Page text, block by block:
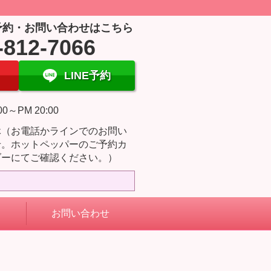
・お問い合わせはこちら
7066
LINE予約
～PM 20:00
お電話かラインでのお問い
ホットペッパーのご予約カ
にてご確認ください。）
お問い合わせ